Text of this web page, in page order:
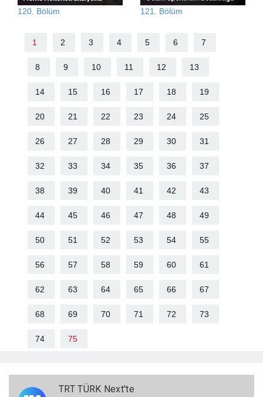
120. Bölüm 121. Bölüm
1 2 3 4 5 6 7
8 9 10 11 12 13
14 15 16 17 18 19
20 21 22 23 24 25
26 27 28 29 30 31
32 33 34 35 36 37
38 39 40 41 42 43
44 45 46 47 48 49
50 51 52 53 54 55
56 57 58 59 60 61
62 63 64 65 66 67
68 69 70 71 72 73
74 75
TRT TÜRK Next'te